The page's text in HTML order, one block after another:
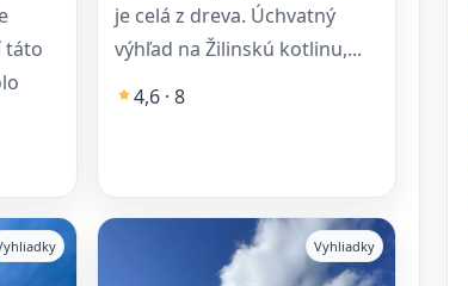
táto
je celá z dreva. Úchvatný
výhľad na Žilinskú kotlinu,...
4,6 · 8
Vyhliadky